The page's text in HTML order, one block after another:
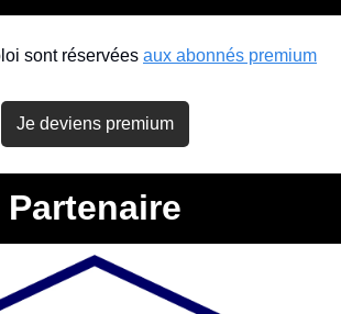
sont réservées aux abonnés premium
Je deviens premium
Partenaire